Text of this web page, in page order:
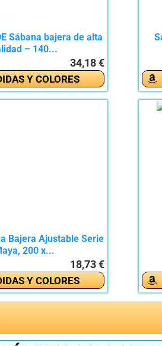
Sábana bajera de alta
– 140...
34,18 €
Y COLORES
Bajera Ajustable Serie
200 x...
18,73 €
Y COLORES